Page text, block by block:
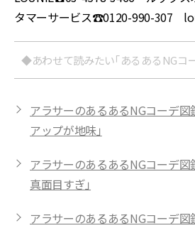
タマーサービス☎︎0120-990-307
◆あわせて読みたい「あるあるNGコー
アラサーのあるあるNGコーデ
アップが地味」
アラサーのあるあるNGコーデ
真面目すぎ」
アラサーのあるあるNGコーデ